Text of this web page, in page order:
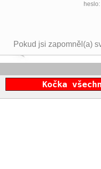
heslo:
Pokud jsi zapomněl(a)
Kočka